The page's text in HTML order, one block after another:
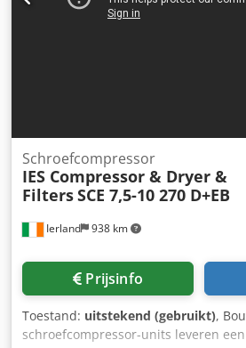
Ierland 938 km
Schroefcompressor
IES Compressor & Dryer &
FiltersSCE 7,5-10 270 D+EB
Prijsinfo
Toestand: uitstekend (gebruikt),
schroefcompressor-units leveren